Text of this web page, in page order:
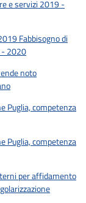
e servizi 2019 -
Fabbisogno di
- 2020
noto
Puglia, competenza
Puglia, competenza
per affidamento